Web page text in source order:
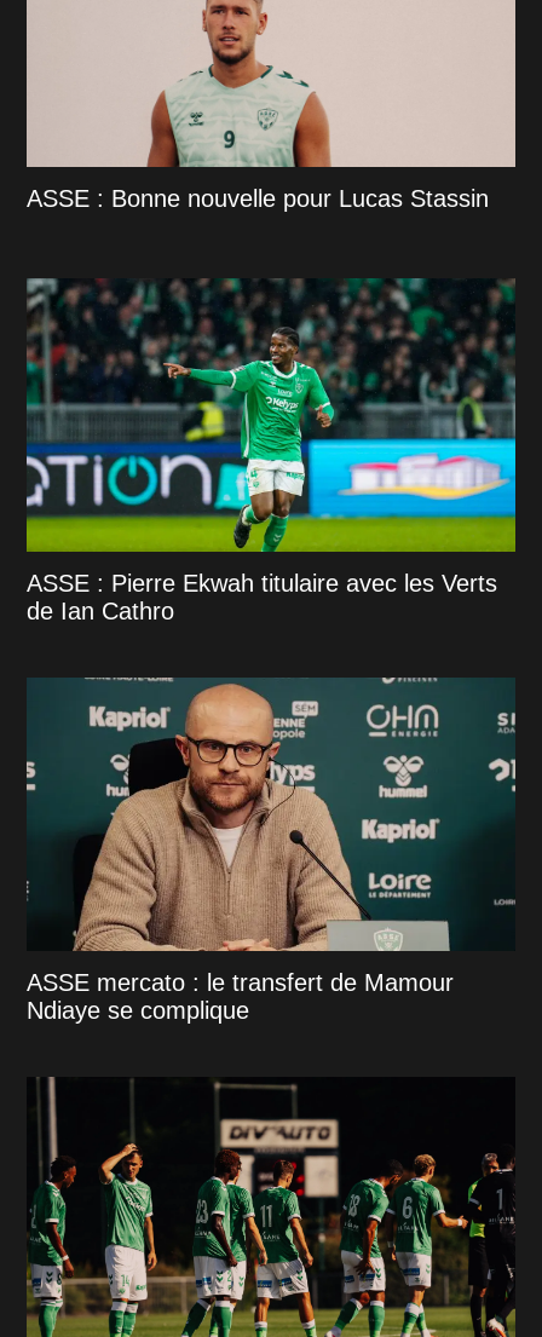
ASSE : Bonne nouvelle pour Lucas Stassin
ASSE : Pierre Ekwah titulaire avec les Verts
de Ian Cathro
ASSE mercato : le transfert de Mamour
Ndiaye se complique